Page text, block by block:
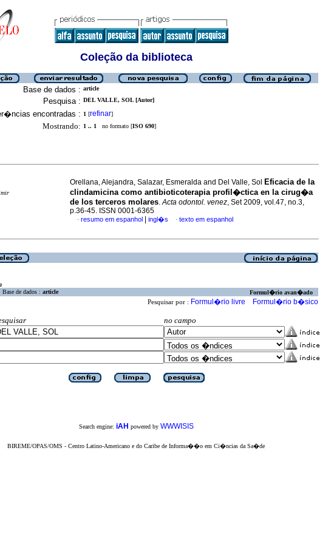
Coleção da biblioteca
Base de dados : article
Pesquisa : DEL VALLE, SOL [Autor]
encontradas : 1 [refinar]
Mostrando: 1 .. 1 no formato [ISO 690]
Orellana, Alejandra, Salazar, Esmeralda and Del Valle, Sol Eficacia de la
clindamicina como antibioticoterapia profil�ctica en la cirug�a
de los terceros molares.Acta odontol. venez, Set 2009, vol.47, no.3,
p.36-45. ISSN 0001-6365
· resumo em espanhol ingl�s · texto em espanhol
Base de dados : article Formul�rio avan�ado
Pesquisar por : Formul�rio livre Formul�rio b�sico
no campo
Search engine: iAH powered by WWWISIS
BIREME/OPAS/OMS - Centro Latino-Americano e do Caribe de Informa��o em Ci�ncias da Sa�de